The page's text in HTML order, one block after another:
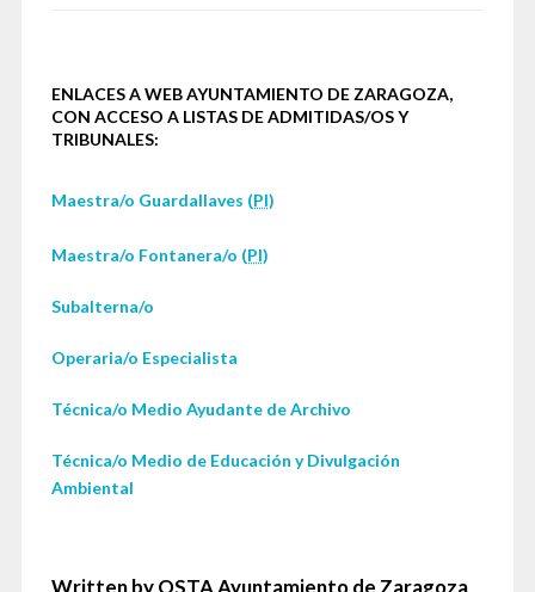
ENLACES A WEB AYUNTAMIENTO DE ZARAGOZA,
CON ACCESO A LISTAS DE ADMITIDAS/OS Y
TRIBUNALES:
Maestra/o Guardallaves (PI)
Maestra/o Fontanera/o (PI)
Subalterna/o
Operaria/o Especialista
Técnica/o Medio Ayudante de Archivo
Técnica/o Medio de Educación y Divulgación
Ambiental
Written by OSTA Ayuntamiento de Zaragoza